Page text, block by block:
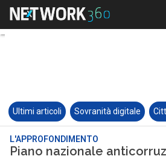
Ultimi articoli Sovranità digitale
L'APPROFONDIMENTO
Piano nazionale